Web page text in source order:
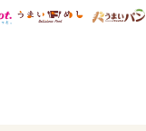
総研 ディズニー特集
mimot. うまいめし